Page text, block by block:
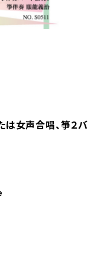
は女声合唱、箏２バ